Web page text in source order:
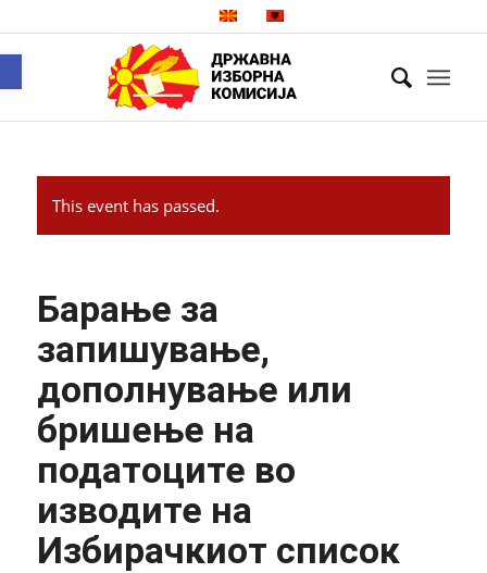
This event has passed.
Барање за
запишување,
дополнување или
бришење на
податоците во
изводите на
Избирачкиот список
Open toolbar